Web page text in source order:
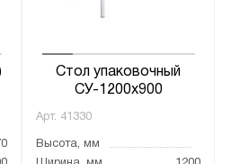
Стол упаковочный
СУ-1200х900
Арт. 41330
Высота, мм